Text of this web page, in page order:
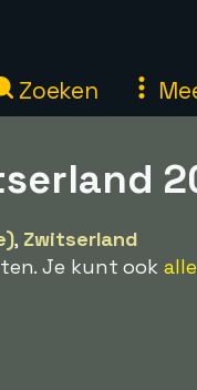
Zoeken
, Zwitserland
Je kunt ookalle